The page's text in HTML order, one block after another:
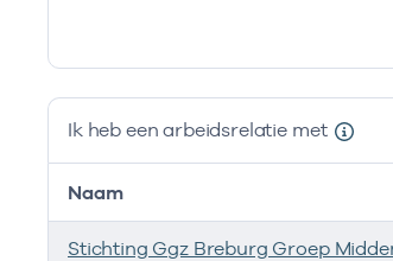
Ik heb een arbeidsrelatie met
Naam
Stichting Ggz Breburg Groep